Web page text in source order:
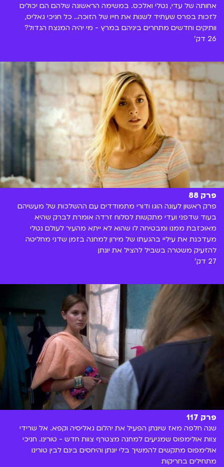
אחותה של עדי, נטלי ואלכס. במשימה הראשונה שלהם הם יכולים
לזכות בפרס שעתיד לשנות את חייו של הזוכה.. כל חניכי גאליס,
וותיקים וחדשים מתחרים ביניהם במרץ - מי יהיה המנצח הגדול?
26 דק'
פרק 88
פרק ראשון לעונה הוגו ודורי מתמודדים עם ההשלכות של מעשיהם
בעוד שדפני ועדי מתקשות לסלוח זרדה אומרת לברק שהיא
מאוכזבת ממנו ומבטיחה לו שהוא לא ייתא מהעיר לעולם נטלי
מעדכנת את עיליי בהגעתו של מירון למחנה בזמן שדני מחליטה
להזעיק משטרה בשביל להציל את יונתן
27 דק'
פרק 117
שנה חלפה מאז שיונתן הפעיל את יהלום גאליסיה וקפא. אל שרידי
צוות אולימפוס שמגיעים למחנה מצטרף צוות חדש - טורינו. חניכי
אולימפוס מתקשים להמשיך בלי יונתן והיחסים בינם לבין טורינו
מתחילים בחריקות